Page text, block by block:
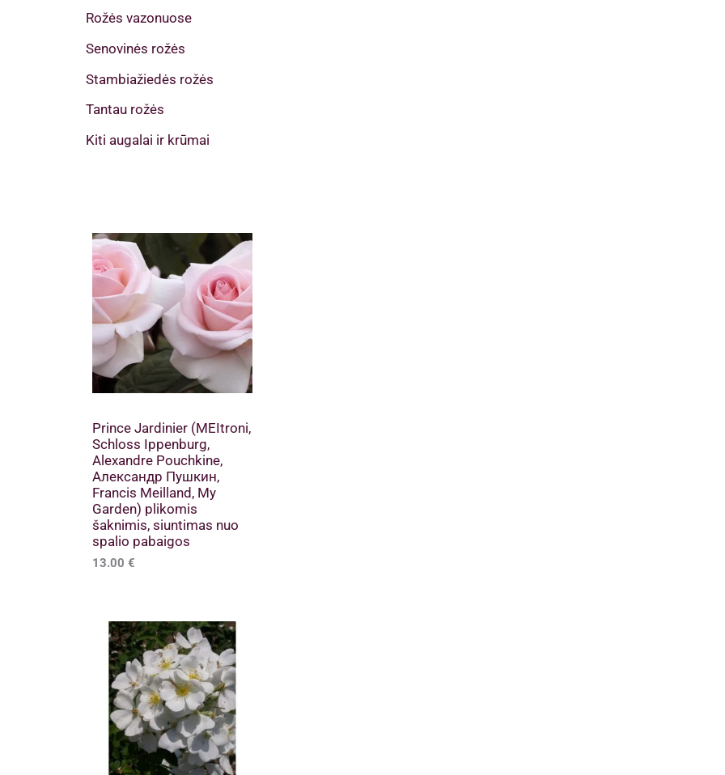
Rožės vazonuose
Senovinės rožės
Stambiažiedės rožės
Tantau rožės
Kiti augalai ir krūmai
Prince Jardinier (MEItroni,
Schloss Ippenburg,
Alexandre Pouchkine,
Александр Пушкин,
Francis Meilland, My
Garden) plikomis
šaknimis, siuntimas nuo
spalio pabaigos
13.00 €